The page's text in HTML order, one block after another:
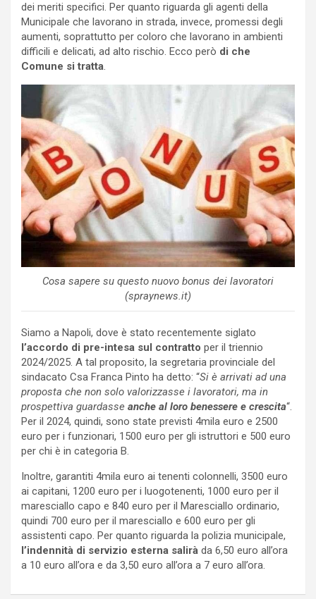
dei meriti specifici. Per quanto riguarda gli agenti della
Municipale che lavorano in strada, invece, promessi degli
aumenti, soprattutto per coloro che lavorano in ambienti
difficili e delicati, ad alto rischio. Ecco però di che
Comune si tratta.
Cosa sapere su questo nuovo bonus dei lavoratori
(spraynews.it)
Siamo a Napoli, dove è stato recentemente siglato
l’accordo di pre-intesa sul contratto per il triennio
2024/2025. A tal proposito, la segretaria provinciale del
sindacato Csa Franca Pinto ha detto: “Si è arrivati ad una
proposta che non solo valorizzasse i lavoratori, ma in
prospettiva guardasse anche al loro benessere e crescita“.
Per il 2024, quindi, sono state previsti 4mila euro e 2500
euro per i funzionari, 1500 euro per gli istruttori e 500 euro
per chi è in categoria B.
Inoltre, garantiti 4mila euro ai tenenti colonnelli, 3500 euro
ai capitani, 1200 euro per i luogotenenti, 1000 euro per il
maresciallo capo e 840 euro per il Maresciallo ordinario,
quindi 700 euro per il maresciallo e 600 euro per gli
assistenti capo. Per quanto riguarda la polizia municipale,
l’indennità di servizio esterna salirà da 6,50 euro all’ora
a 10 euro all’ora e da 3,50 euro all’ora a 7 euro all’ora.